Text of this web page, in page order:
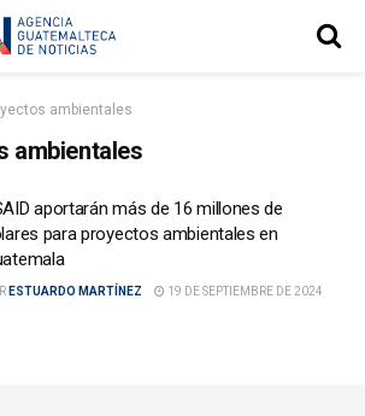
ambientales
ambientales
aportarán más de 16 millones de
para proyectos ambientales en
ESTUARDO MARTÍNEZ 19 DE SEPTIEMBRE DE 2024